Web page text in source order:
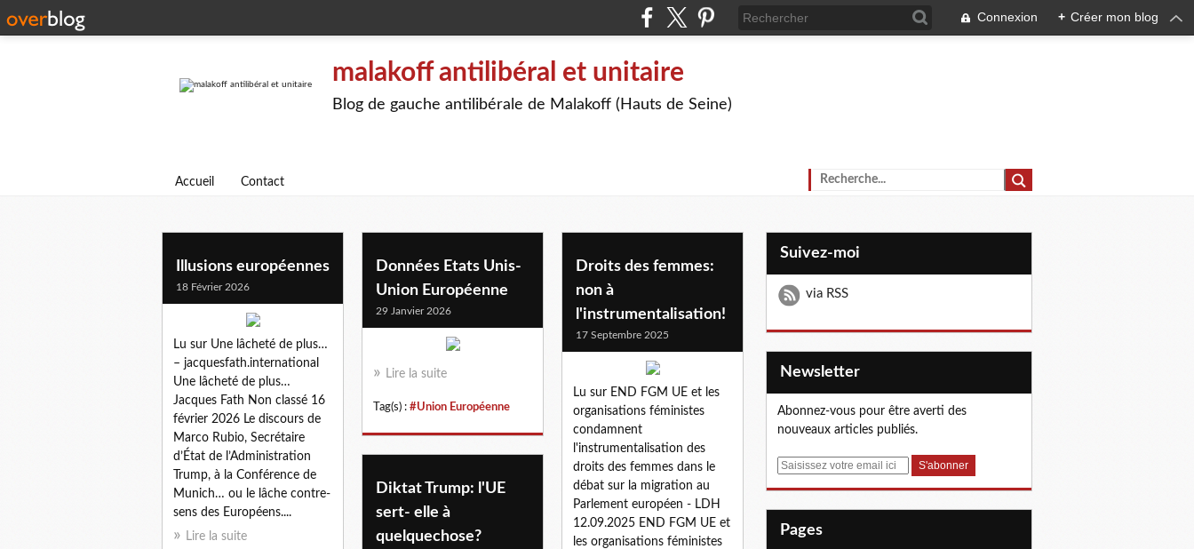
Connexion + Créer mon blog
malakoff antilibéral et unitaire
Blog de gauche antilibérale de Malakoff (Hauts de Seine)
Accueil Contact
union europeenne
Illusions européennes
18 Février 2026
Lu sur Une lâcheté de plus…
– jacquesfath.international
Une lâcheté de plus…
Jacques Fath Non classé 16
février 2026 Le discours de
Marco Rubio, Secrétaire
d’État de l’Administration
Trump, à la Conférence de
Munich… ou le lâche contre-
sens des Européens....
Lire la suite
Données Etats Unis-
Union Européenne
29 Janvier 2026
Lire la suite
Tag(s) : #Union Européenne
Droits des femmes:
non à
l'instrumentalisation!
17 Septembre 2025
Lu sur END FGM UE et les
organisations féministes
condamnent
l'instrumentalisation des
droits des femmes dans le
débat sur la migration au
Parlement européen - LDH
12.09.2025 END FGM UE et
les organisations féministes
Diktat Trump: l'UE
sert- elle à
quelquechose?
Suivez-moi
via RSS
Newsletter
Abonnez-vous pour être averti des
nouveaux articles publiés.
E
Pages